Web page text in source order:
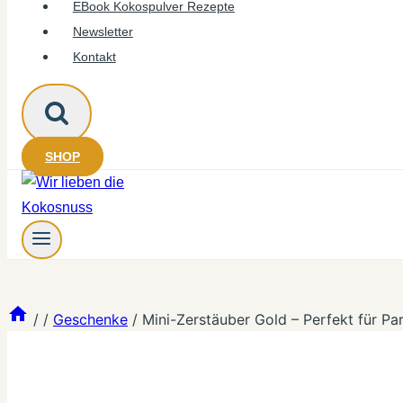
EBook Kokospulver Rezepte
Newsletter
Kontakt
SHOP
/ / Geschenke / Mini-Zerstäuber Gold – Perfekt für